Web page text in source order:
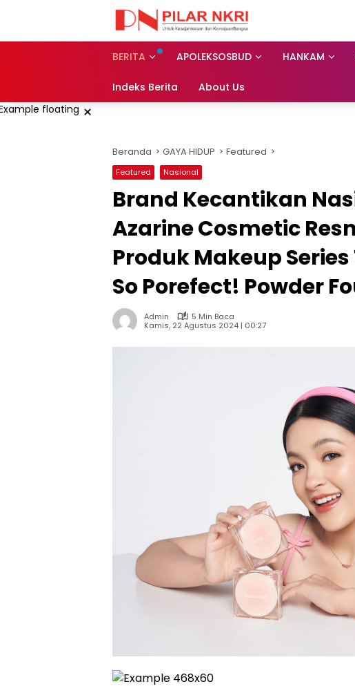
BERITA APOLEKSOSBUD HANKAM
Indeks Berita About Us
×
Beranda GAYA HIDUP Featured
Featured Nasional
Brand Kecantikan
Azarine Cosmetic
Produk Makeup
So Porefect! Powder
Admin
5 Min Baca
Kamis, 22 Agustus 2024 | 00:27